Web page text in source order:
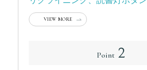
VIEW MORE
Point 2